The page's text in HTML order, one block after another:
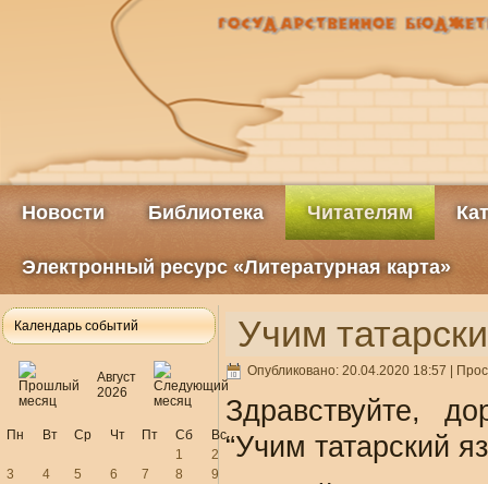
Новости Библиотека Читателям
Электронный ресурс «Литературная карта»
Календарь событий
Август
2026
Пн Вт Ср Чт Пт Сб
Вс
1
2
3
4 5 6 7 8
9
Учим
Опубликовано: 20.04.2020 18:57 |
Здравствуйте,
“Учим татарский